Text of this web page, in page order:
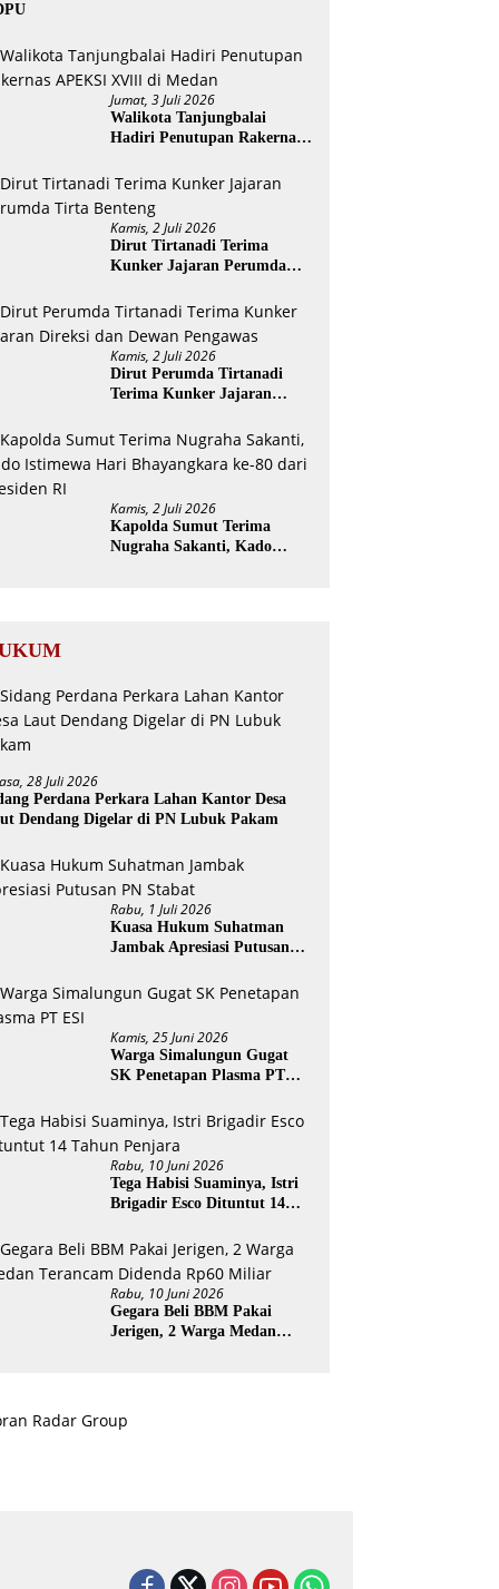
Jumat, 3 Juli 2026
Walikota Tanjungbalai
Hadiri Penutupan Rakernas
Kamis, 2 Juli 2026
Dirut Tirtanadi Terima
Kunker Jajaran Perumda
Kamis, 2 Juli 2026
Dirut Perumda Tirtanadi
Terima Kunker Jajaran
Kamis, 2 Juli 2026
Kapolda Sumut Terima
Nugraha Sakanti, Kado
28 Juli 2026
Perdana Perkara Lahan Kantor Desa
Dendang Digelar di PN Lubuk Pakam
Rabu, 1 Juli 2026
Kuasa Hukum Suhatman
Jambak Apresiasi Putusan
Kamis, 25 Juni 2026
Warga Simalungun Gugat
SK Penetapan Plasma PT
Rabu, 10 Juni 2026
Tega Habisi Suaminya, Istri
Brigadir Esco Dituntut 14
Rabu, 10 Juni 2026
Gegara Beli BBM Pakai
Jerigen, 2 Warga Medan